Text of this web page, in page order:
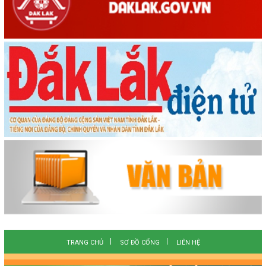
TRANG CHỦ SƠ ĐỒ CỔNG LIÊN HỆ